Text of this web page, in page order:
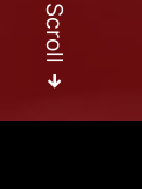
Scroll